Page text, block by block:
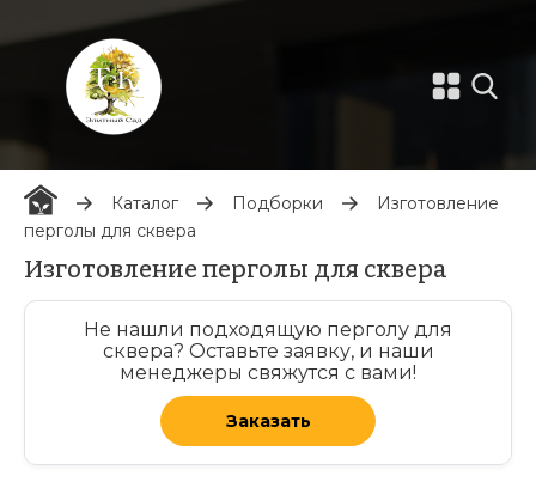
Каталог Подборки
Изготовление
перголы для сквера
Изготовление перголы для сквера
Не нашли подходящую перголу для
сквера? Оставьте заявку, и наши
менеджеры свяжутся с вами!
Заказать